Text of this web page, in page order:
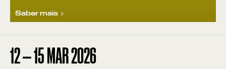
Saber mais
12—15 MAR2026